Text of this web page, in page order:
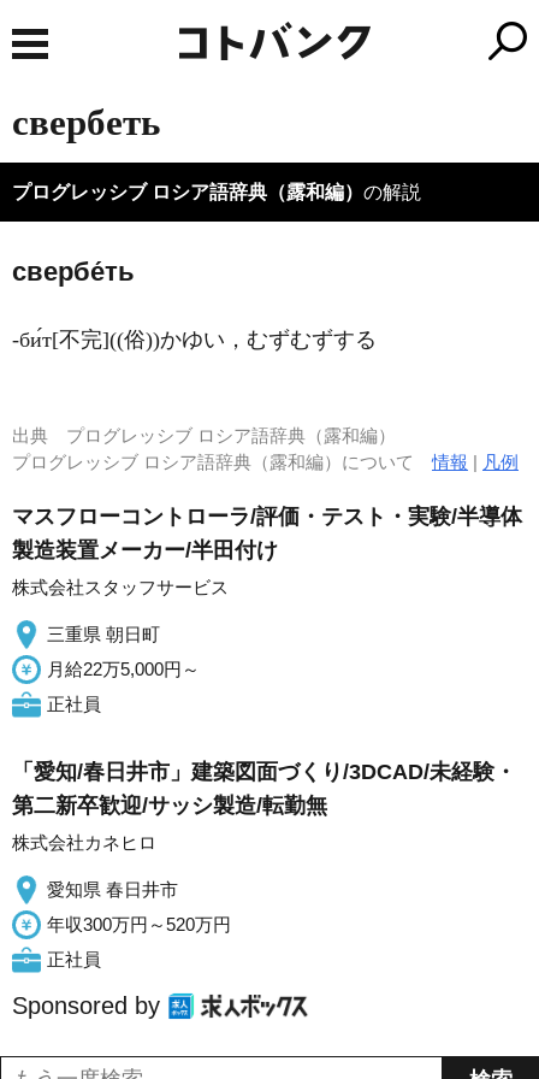
свербеть
プログレッシブ ロシア語辞典（露和編） の解説
свербе́ть
-би́т[不完]((俗))かゆい，むずむずする
出典 プログレッシブ ロシア語辞典（露和編）
プログレッシブ ロシア語辞典（露和編）について情報 | 凡例
マスフローコントローラ/評価・テスト・実験/半導体
製造装置メーカー/半田付け
株式会社スタッフサービス
三重県 朝日町
月給22万5,000円～
正社員
「愛知/春日井市」建築図面づくり/3DCAD/未経験・
第二新卒歓迎/サッシ製造/転勤無
株式会社カネヒロ
愛知県 春日井市
年収300万円～520万円
正社員
Sponsored by